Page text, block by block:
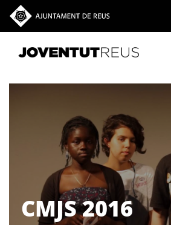
Vés al contingut
CMJS 2016